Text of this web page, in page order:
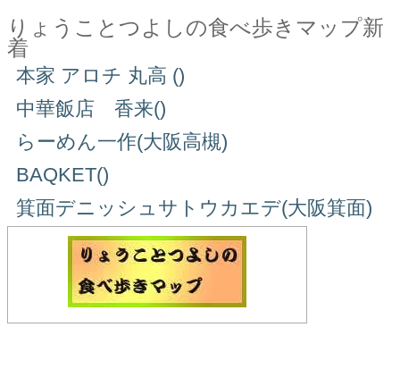
りょうことつよしの食べ歩きマップ新
着
本家 アロチ 丸高 ()
中華飯店 香来()
らーめん一作(大阪高槻)
BAQKET()
箕面デニッシュサトウカエデ(大阪箕面)